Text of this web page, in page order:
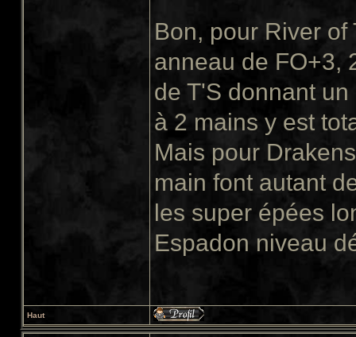
Bon, pour River
anneau de FO+3,
de T'S donnant
à 2 mains y est
Mais pour
main font autant
les super épées
Espadon niveau
Haut